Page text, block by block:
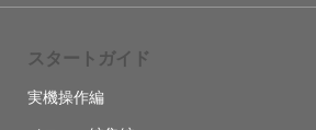
スタートガイド
実機操作編